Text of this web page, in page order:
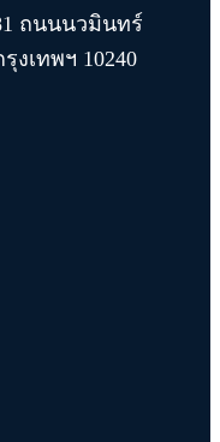
ถนนนวมินทร์
งเทพฯ 10240